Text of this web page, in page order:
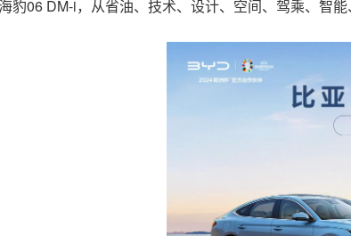
豹06 DM-i，从省油、技术、设计、空间、驾乘、智